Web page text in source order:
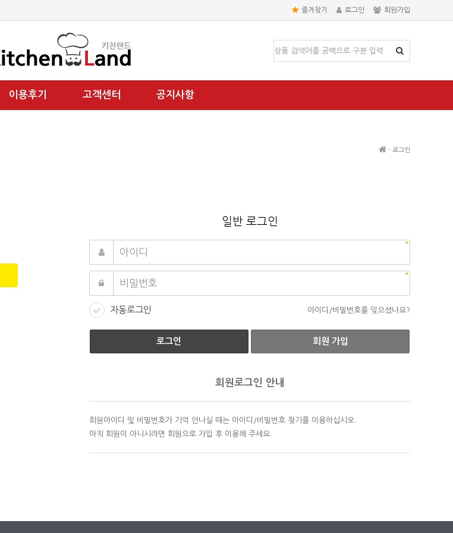
즐겨찾기 로그인 회원가입
이용후기 고객센터 공지사항
- 로그인
일반 로그인
자동로그인 아이디/비밀번호를 잊으셨나요?
회원 가입
회원로그인 안내
회원아이디 및 비밀번호가 기억 안나실 때는 아이디/비밀번호 찾기를 이용하십시오.
아직 회원이 아니시라면 회원으로 가입 후 이용해 주세요.